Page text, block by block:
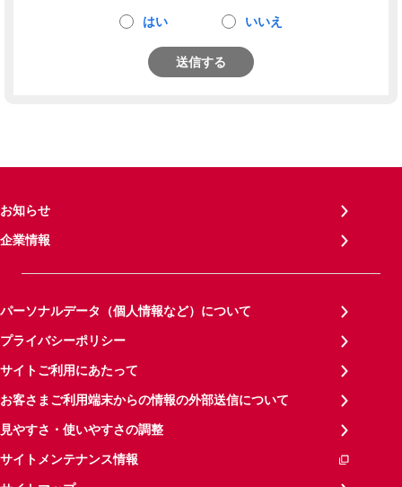
はい いいえ
送信する
お知らせ
企業情報
パーソナルデータ（個人情報など）について
プライバシーポリシー
サイトご利用にあたって
お客さまご利用端末からの情報の外部送信について
見やすさ・使いやすさの調整
サイトメンテナンス情報